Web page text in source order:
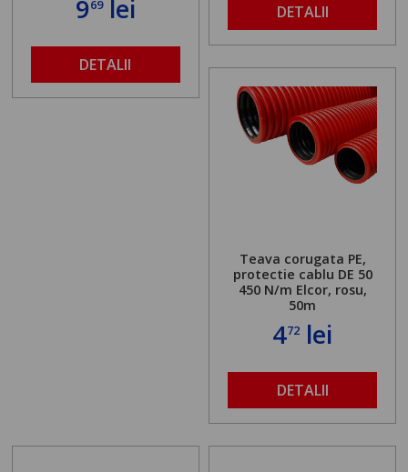
969lei
DETALII
DETALII
Teava corugata PE,
protectie cablu DE 50
450 N/m Elcor, rosu,
50m
472 lei
DETALII